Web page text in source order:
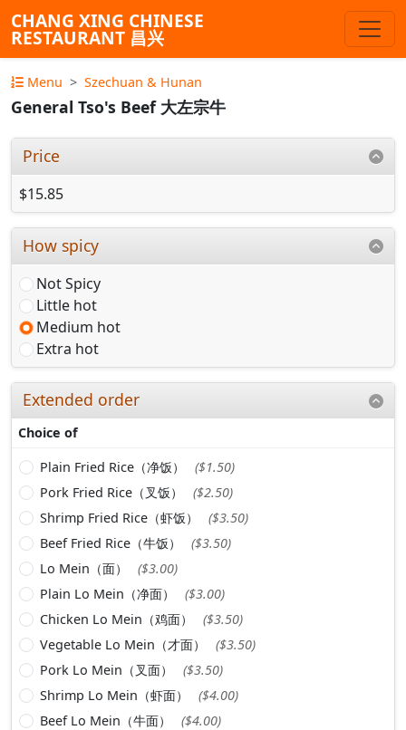
CHANG XING CHINESE
RESTAURANT 昌兴
Menu Szechuan & Hunan
General Tso's Beef 大左宗牛
Price
$15.85
How spicy
Not Spicy
Little hot
Medium hot
Extra hot
Extended order
Choice of
Plain Fried Rice（净饭）
($1.50)
Pork Fried Rice（叉饭）
($2.50)
Shrimp Fried Rice（虾饭）
($3.50)
Beef Fried Rice（牛饭）
($3.50)
Lo Mein（面）
($3.00)
Plain Lo Mein（净面）
($3.00)
Chicken Lo Mein（鸡面）
($3.50)
Vegetable Lo Mein（才面）
($3.50)
Pork Lo Mein（叉面）
($3.50)
Shrimp Lo Mein（虾面）
($4.00)
Beef Lo Mein（牛面）
($4.00)